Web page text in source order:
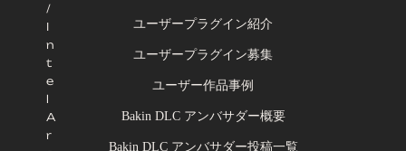
/
I
n
t
e
l
A
r
ユーザープラグイン紹介
ユーザープラグイン募集
ユーザー作品事例
Bakin DLC アンバサダー概要
Bakin DLC アンバサダー投稿一覧